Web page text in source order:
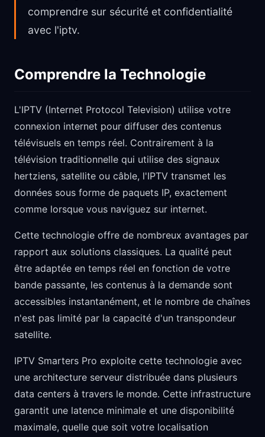
comprendre sur sécurité et confidentialité
avec l'iptv.
Comprendre la Technologie
L'IPTV (Internet Protocol Television) utilise votre
connexion internet pour diffuser des contenus
télévisuels en temps réel. Contrairement à la
télévision traditionnelle qui utilise des signaux
hertziens, satellite ou câble, l'IPTV transmet les
données sous forme de paquets IP, exactement
comme lorsque vous naviguez sur internet.
Cette technologie offre de nombreux avantages par
rapport aux solutions classiques. La qualité peut
être adaptée en temps réel en fonction de votre
bande passante, les contenus à la demande sont
accessibles instantanément, et le nombre de chaînes
n'est pas limité par la capacité d'un transpondeur
satellite.
IPTV Smarters Pro exploite cette technologie avec
une architecture serveur distribuée dans plusieurs
data centers à travers le monde. Cette infrastructure
garantit une latence minimale et une disponibilité
maximale, quelle que soit votre localisation